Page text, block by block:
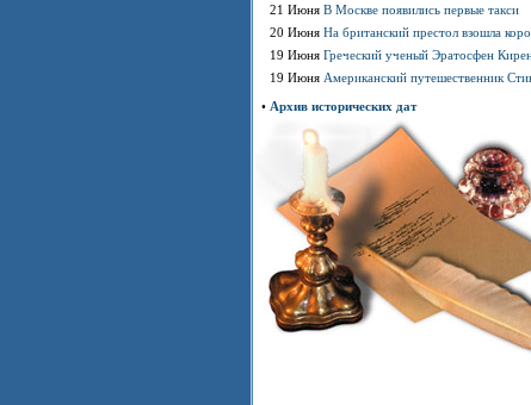
21 Июня В Москве появились первые такси
20 Июня На британский престол взошла
19 Июня Греческий ученый Эратосфен
19 Июня Американский путешественник
• Архив исторических дат